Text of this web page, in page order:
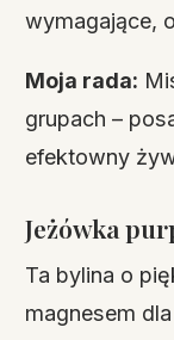
wymagające,
Moja rada:
grupach –
efektowny
Jeżówka
Ta bylina o
magnesem